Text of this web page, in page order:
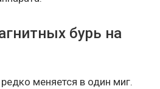
бурь на
меняется в один миг.